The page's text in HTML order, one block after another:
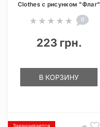
Clothes с рисунком "Флаг"
0
223 грн.
В КОРЗИНУ
Заканчивается